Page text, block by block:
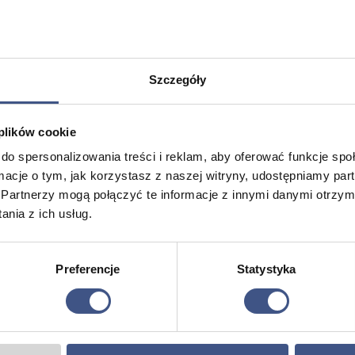
Szczegóły
cookie
spersonalizowania treści i reklam, aby oferować funkcje
o tym, jak korzystasz z naszej witryny, udostępniamy
mogą połączyć te informacje z innymi danymi
z ich usług.
Preferencje Statystyka
3995,00
Zakres
3995,00 zł
8 dni
Mazury
dni
Mazury